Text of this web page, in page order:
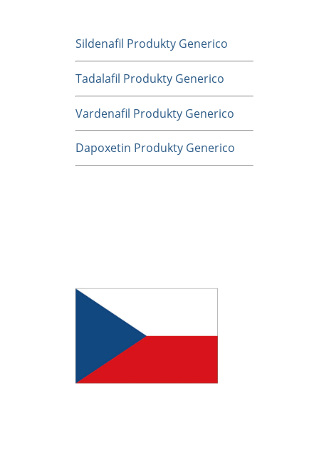
Sildenafil Produkty Generico
Tadalafil Produkty Generico
Vardenafil Produkty Generico
Dapoxetin Produkty Generico